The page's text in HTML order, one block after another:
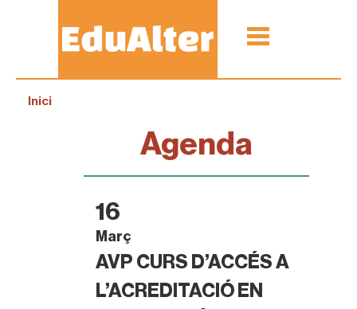
Inici
Agenda
16
Març
AVP CURS D’ACCÉS A
L’ACREDITACIÓ EN